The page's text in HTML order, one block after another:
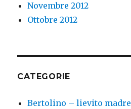
Novembre 2012
Ottobre 2012
CATEGORIE
Bertolino – lievito madre